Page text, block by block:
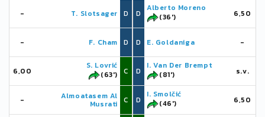
- T. Slotsager D
- F. Cham D
6,00
S. Lovrić
(63')
C
- Almoatasem Al
Musrati C
D
Alberto Moreno
(36')
6,50
D E. Goldaniga -
D
I. Van Der Brempt
(81')
s.v.
D
I. Smolčić
(46')
6,50